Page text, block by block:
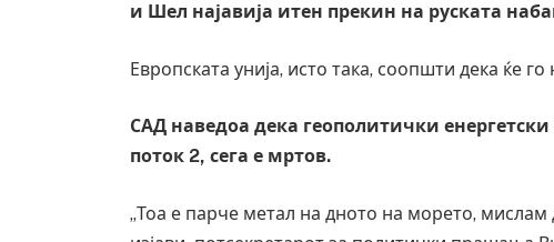
и Шел најавија итен прекин на руската
Европската унија, исто така, соопшти дека ќе
САД наведоа дека геополитички
поток 2, сега е мртов.
„Тоа е парче метал на дното на морето,